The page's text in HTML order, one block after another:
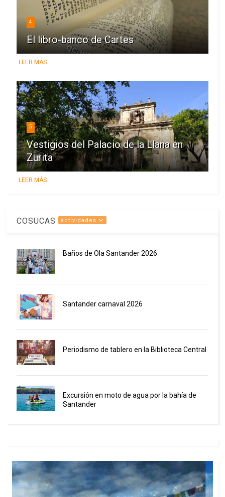
4
El libro-banco de Cartes
LEER MÁS
5
Vestigios del Palacio de la Llana en
Zurita
LEER MÁS
COSUCAS actividades
Baños de Ola Santander 2026
Santander carnaval 2026
Periodismo de tablero en la Biblioteca Central
Excursión en moto de agua por la bahía de
Santander